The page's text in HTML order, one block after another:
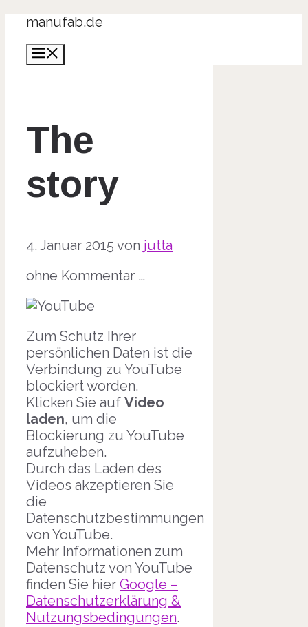
Zum
springen
manufab.de
The
story
4. Januar 2015 von jutta
ohne Kommentar …
Zum Schutz Ihrer
persönlichen Daten ist die
Verbindung zu YouTube
blockiert worden.
Klicken Sie auf Video
laden, um die
Blockierung zu YouTube
aufzuheben.
Durch das Laden des
Videos akzeptieren Sie
die
Datenschutzbestimmungen
von YouTube.
Mehr Informationen zum
Datenschutz von YouTube
finden Sie hier Google –
Datenschutzerklärung &
Nutzungsbedingungen.